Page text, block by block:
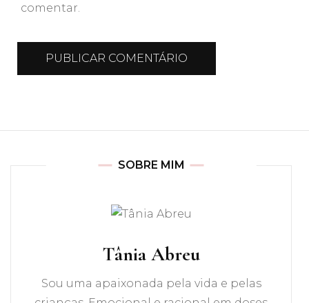
comentar.
SOBRE MIM
Tânia Abreu
Sou uma apaixonada pela vida e pelas